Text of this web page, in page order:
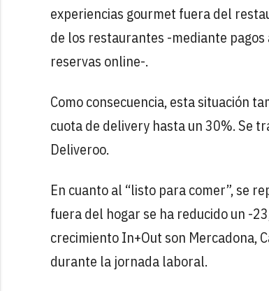
experiencias gourmet fuera del
de los restaurantes -mediante pagos
reservas online-.
Como consecuencia, esta situación
cuota de delivery hasta un 30%. Se
Deliveroo.
En cuanto al “listo para comer”, se
fuera del hogar se ha reducido un -
crecimiento In+Out son Mercadona,
durante la jornada laboral.